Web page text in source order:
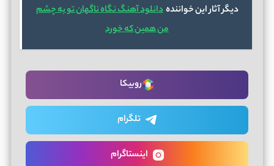
دیگر آثار این خوانندهدانلود آهنگ نگاه ناگهان تو به چشم
من همین که خورد
روبیکا
تلگرام
اینستاگرام